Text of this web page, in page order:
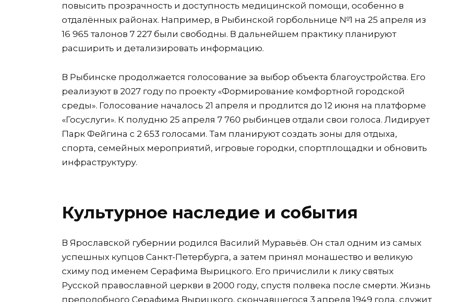
повысить прозрачность и доступность медицинской помощи, особенно в
отдалённых районах. Например, в Рыбинской горбольнице №1 на 25 апреля из
16 965 талонов 7 227 были свободны. В дальнейшем практику планируют
расширить и детализировать информацию.
В Рыбинске продолжается голосование за выбор объекта благоустройства. Его
реализуют в 2027 году по проекту «Формирование комфортной городской
среды». Голосование началось 21 апреля и продлится до 12 июня на платформе
«Госуслуги». К полудню 25 апреля 7 760 рыбинцев отдали свои голоса. Лидирует
Парк Фейгина с 2 653 голосами. Там планируют создать зоны для отдыха,
спорта, семейных мероприятий, игровые городки, спортплощадки и обновить
инфраструктуру.
Культурное наследие и события
В Ярославской губернии родился Василий Муравьёв. Он стал одним из самых
успешных купцов Санкт-Петербурга, а затем принял монашество и великую
схиму под именем Серафима Вырицкого. Его причислили к лику святых
Русской православной церкви в 2000 году, спустя полвека после смерти. Жизнь
преподобного Серафима Вырицкого, скончавшегося 3 апреля 1949 года, служит